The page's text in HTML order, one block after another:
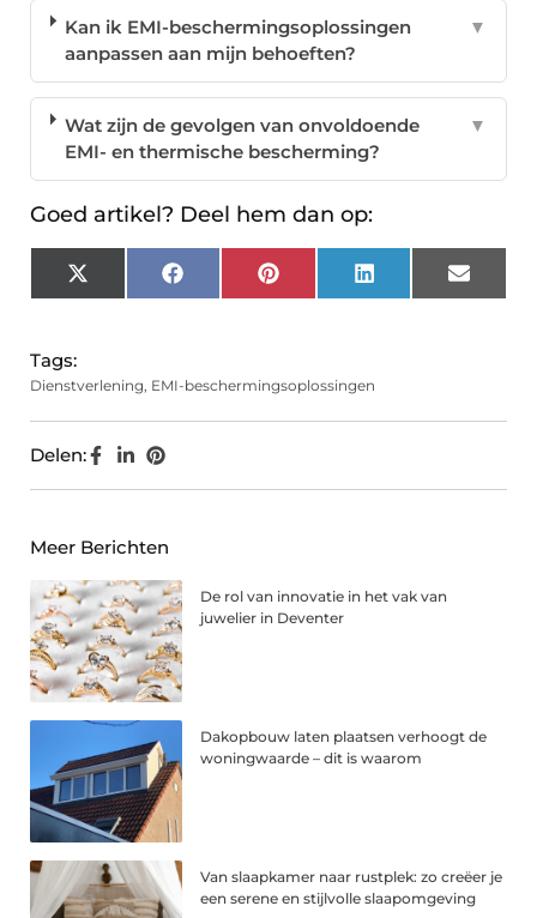
Kan ik EMI-beschermingsoplossingen
aanpassen aan mijn behoeften?
▼
Wat zijn de gevolgen van onvoldoende
EMI- en thermische bescherming?
▼
Goed artikel? Deel hem dan op:
X
(Twitter)
FacebookPinterest LinkedIn Email
Tags:
Dienstverlening, EMI-beschermingsoplossingen
Delen:
Meer Berichten
De rol van innovatie in het vak van
juwelier in Deventer
Dakopbouw laten plaatsen verhoogt de
woningwaarde – dit is waarom
Van slaapkamer naar rustplek: zo creëer je
een serene en stijlvolle slaapomgeving